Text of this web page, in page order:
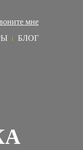
мне
БЛОГ